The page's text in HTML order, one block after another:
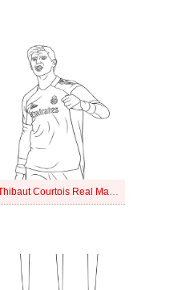
Thibaut Courtois Real Madrid